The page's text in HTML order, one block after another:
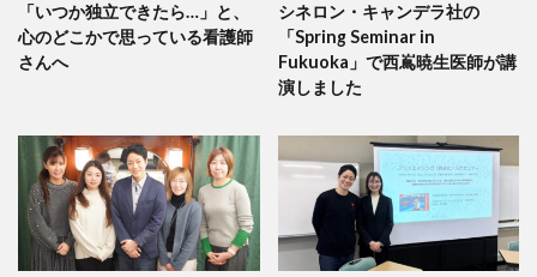
「いつか独立できたら…」と、
心のどこかで思っている看護師
さんへ
シネロン・キャンデラ社の
「Spring Seminar in
Fukuoka」で西嶌暁生医師が講
演しました